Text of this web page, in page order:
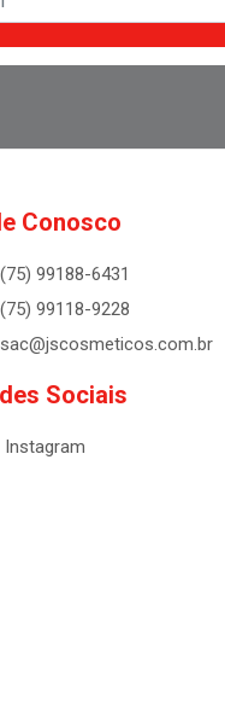
Conosco
(75) 99188-6431
(75) 99118-9228
sac@jscosmeticos.com.br
Sociais
Instagram